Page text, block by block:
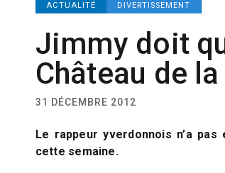
ACTUALITÉ DIVERTISSEMENT
Jimmy doit
Château de la
31 DÉCEMBRE 2012
Le rappeur yverdonnois n’a pas
cette semaine.